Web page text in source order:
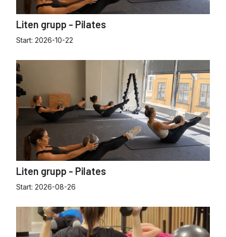
Liten grupp - Pilates
Start: 2026-10-22
Liten grupp - Pilates
Start: 2026-08-26